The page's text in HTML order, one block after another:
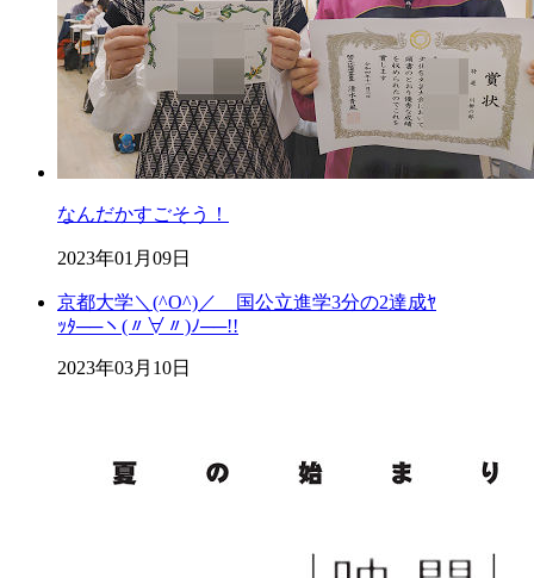
なんだかすごそう！
2023年01月09日
京都大学＼(^O^)／ 国公立進学3分の2達成ﾔ
ｯﾀ──ヽ(〃∀〃)ﾉ──!!
2023年03月10日